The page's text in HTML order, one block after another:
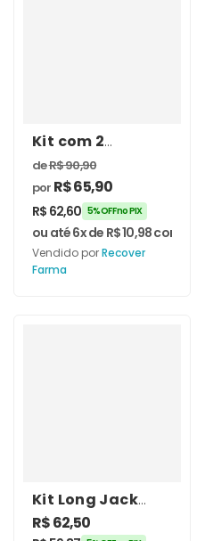
Kit com 2
unidades de
Ácido D-
Aspártico 500mg
60 Cápsulas
deR$90,90
por R$65,90
R$ 62,60 5% OFF no PIX
ou até 6x de R$10,98com juros
Vendido porRecover
Farma
Kit Long Jack
400mg com L-
Tirosina 500mg –
R$62,50